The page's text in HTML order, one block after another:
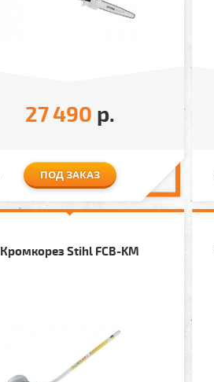
27 490 р.
ПОД ЗАКАЗ
Кромкорез Stihl FCВ-KM